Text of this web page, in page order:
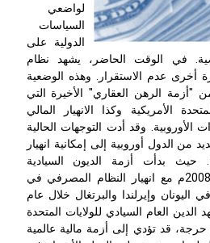
لواضعي
السياسات
الدولية على
في الوقت الحاضر، يشهد نظام
أخرى عدم الاستقرار. وهذه الوضعية
"أزمة الرهن العقاري" الأخيرة التي
الأمريكية وكذا الانهيار المالي
الأوروبية. وقد أدت التوجهات الحالية
من الدول أوروبية إلى إمكانية انهيار
حيث بدأت أزمة الديون السيادية
الأوروبية في عام 2008م مع انهيار النظام المصرفي في
وإيرلندا والبرتغال خلال عام
الدين العام السيادي للولايات المتحدة
قد تؤدي إلى أزمة مالية عالمية